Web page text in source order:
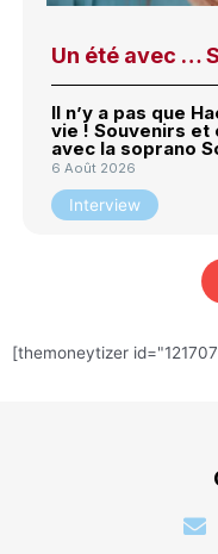
Un été avec …
Il n’y a pas que
vie ! Souvenirs et
avec la soprano
6 Août 2026
Interview
[themoneytizer